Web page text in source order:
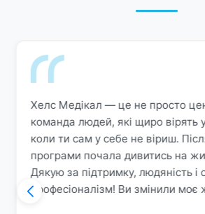
Хелс Медікал — це не просто
команда людей, які щиро вірять
коли ти сам у себе не віриш.
програми почала дивитись на
Дякую за підтримку, людяність і
професіоналізм! Ви змінили моє